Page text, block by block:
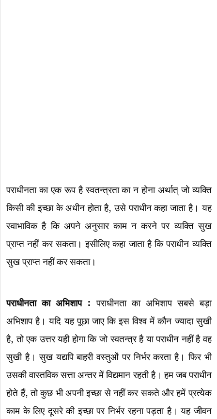
पराधीनता का एक रूप है स्वतन्त्रता का न होना अर्थात् जो व्यक्ति
किसी की इच्छा के अधीन होता है, उसे पराधीन कहा जाता है। यह
स्वाभाविक है कि अपने अनुसार काम न करने पर व्यक्ति सुख
प्राप्त नहीं कर सकता। इसीलिए कहा जाता है कि पराधीन व्यक्ति
सुख प्राप्त नहीं कर सकता।
पराधीनता का अभिशाप : पराधीनता का अभिशाप सबसे बड़ा
अभिशाप है। यदि यह पूछा जाए कि इस विश्व में कौन ज्यादा सुखी
है, तो एक उत्तर यही होगा कि जो स्वतन्त्र है या पराधीन नहीं है वह
सुखी है। सुख यद्यपि बाहरी वस्तुओं पर निर्भर करता है। फिर भी
उसकी वास्तविक सत्ता अन्तर में विद्यमान रहती है। हम जब पराधीन
होते हैं, तो कुछ भी अपनी इच्छा से नहीं कर सकते और हमें प्रत्येक
काम के लिए दूसरे की इच्छा पर निर्भर रहना पड़ता है। यह जीवन